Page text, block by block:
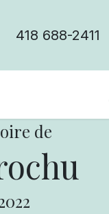
418 688-2411
de